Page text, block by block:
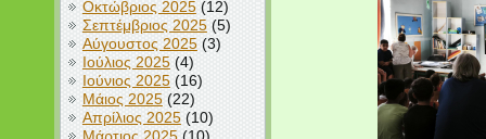
Οκτώβριος 2025(12)
Σεπτέμβριος 2025(5)
Αύγουστος 2025(3)
Ιούλιος 2025(4)
Ιούνιος 2025(16)
Μάιος 2025(22)
Απρίλιος 2025(10)